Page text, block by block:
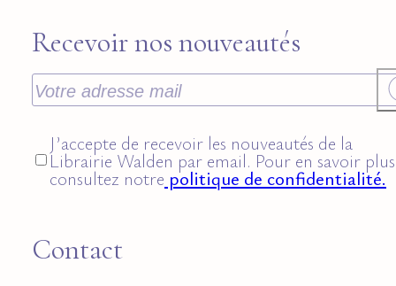
Recevoir nos nouveautés
J’accepte de recevoir les nouveautés de la
Librairie Walden par email. Pour en savoir
consultez notre politique de confidentialité.
Contact